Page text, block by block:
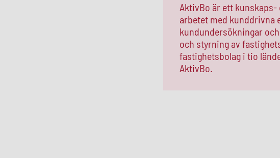
AktivBo är ett
arbetet med
kundundersökningar
och styrning av
fastighetsbolag i tio
AktivBo.